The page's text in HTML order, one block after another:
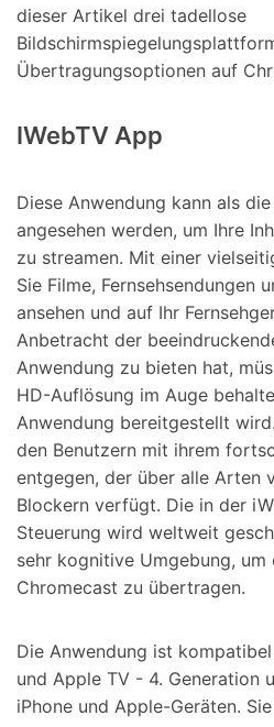
dieser Artikel drei tadellose
Übertragungsoptionen auf
IWebTV App
Diese Anwendung kann als
angesehen werden, um Ihre
zu streamen. Mit einer
Sie Filme, Fernsehsendungen
ansehen und auf Ihr
Anbetracht der
Anwendung zu bieten hat,
HD-Auflösung im Auge
Anwendung bereitgestellt
den Benutzern mit ihrem
entgegen, der über alle Arten
Blockern verfügt. Die in der
Steuerung wird weltweit
sehr kognitive Umgebung, um
Chromecast zu übertragen.
Die Anwendung ist
und Apple TV - 4. Generation
iPhone und Apple-Geräten.